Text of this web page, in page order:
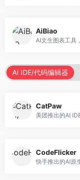
AiBiao
AI IDE/代码编辑器
CatPaw
CodeFlicker